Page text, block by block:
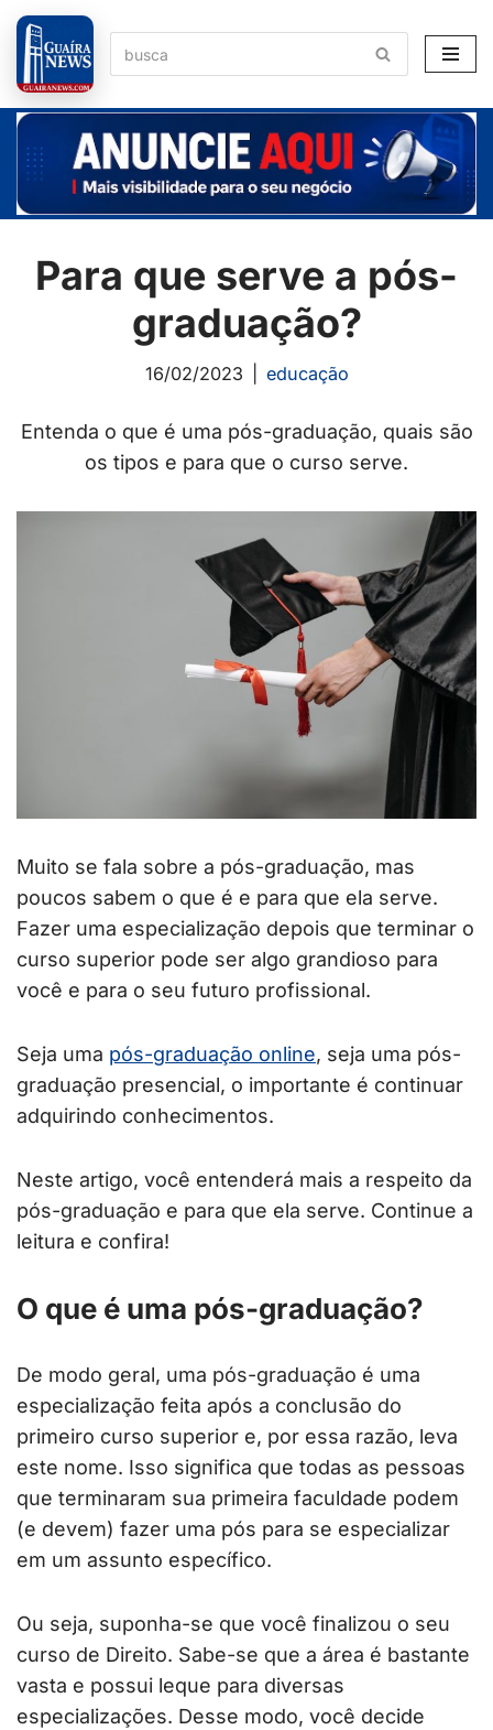
Pular
para
o
conteúdo
Para que serve a pós-
graduação?
16/02/2023 educação
Entenda o que é uma pós-graduação, quais são
os tipos e para que o curso serve.
Muito se fala sobre a pós-graduação, mas
poucos sabem o que é e para que ela serve.
Fazer uma especialização depois que terminar o
curso superior pode ser algo grandioso para
você e para o seu futuro profissional.
Seja uma pós-graduação online, seja uma pós-
graduação presencial, o importante é continuar
adquirindo conhecimentos.
Neste artigo, você entenderá mais a respeito da
pós-graduação e para que ela serve. Continue a
leitura e confira!
O que é uma pós-graduação?
De modo geral, uma pós-graduação é uma
especialização feita após a conclusão do
primeiro curso superior e, por essa razão, leva
este nome. Isso significa que todas as pessoas
que terminaram sua primeira faculdade podem
(e devem) fazer uma pós para se especializar
em um assunto específico.
Ou seja, suponha-se que você finalizou o seu
curso de Direito. Sabe-se que a área é bastante
vasta e possui leque para diversas
especializações. Desse modo, você decide